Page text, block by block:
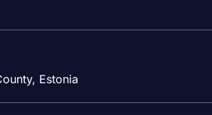
Estonia